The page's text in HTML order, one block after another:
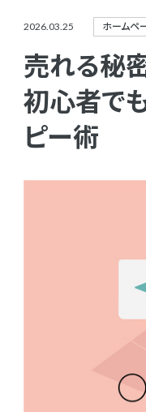
2026.03.25 ホームペ
売れる秘
初心者で
ピー術